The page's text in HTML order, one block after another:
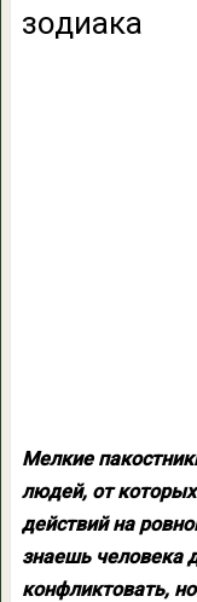
зодиака
Мелкие
людей, от
действий на
знаешь человека
конфликтовать,